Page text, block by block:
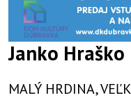
Janko
MALÝ HRDINA,